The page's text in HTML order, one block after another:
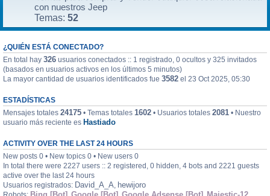
con nuestros Jeep
Temas: 52
¿QUIÉN ESTÁ CONECTADO?
En total hay 326 usuarios conectados :: 1 registrado, 0 ocultos y 325 invitados
(basados en usuarios activos en los últimos 5 minutos)
La mayor cantidad de usuarios identificados fue 3582 el 23 Oct 2025, 05:30
ESTADÍSTICAS
Mensajes totales 24175 • Temas totales 1602 • Usuarios totales 2081 • Nuestro
usuario más reciente es Hastiado
ACTIVITY OVER THE LAST 24 HOURS
New posts 0 • New topics 0 • New users 0
In total there were 2227 users :: 2 registered, 0 hidden, 4 bots and 2221 guests
active over the last 24 hours
Usuarios registrados: David_A_A, hewijoro